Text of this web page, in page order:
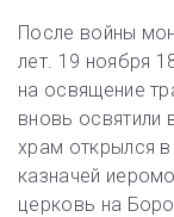
После войны
лет. 19 ноября
на освящение
вновь освятили
храм открылся
казначей
церковь на